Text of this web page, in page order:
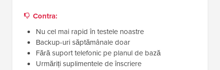
Contra:
Nu cel mai rapid în testele noastre
Backup-uri săptămânale doar
Fără suport telefonic pe planul de bază
Urmăriți suplimentele de înscriere